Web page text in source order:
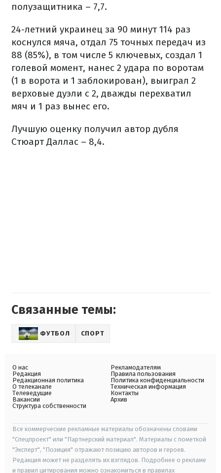
полузащитника – 7,7.
24-летний украинец за 90 минут 114 раз
коснулся мяча, отдал 75 точных передач из
88 (85%), в том числе 5 ключевых, создал 1
голевой момент, нанес 2 удара по воротам
(1 в ворота и 1 заблокирован), выиграл 2
верховые дуэли с 2, дважды перехватил
мяч и 1 раз вынес его.
Лучшую оценку получил автор дубля
Стюарт Даллас – 8,4.
Связанные темы:
ФУТБОЛ СПОРТ
О нас
Редакция
Редакционная политика
О телеканале
Телеведущие
Вакансии
Структура собственности
Рекламодателям
Правила пользования
Политика конфиденциальности
Техническая информация
Контакты
Архив
Все коммерческие рекламные материалы обозначены словами
"Спецпроект" или "Партнерский материал". Материалы с пометкой
"Эксперт", "Позиция" отражают позицию авторов и героев.
Редакция может не разделять их взглядов. Подробнее о рекламе
и правил цитирования можно ознакомиться в правилах